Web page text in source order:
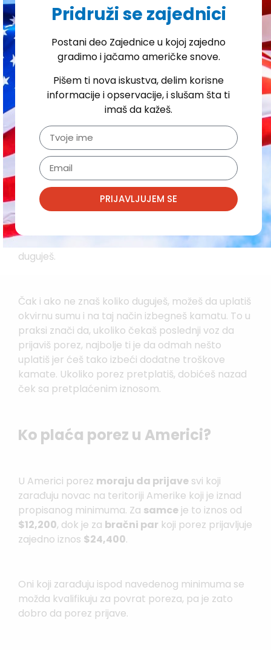
poreza
Prijava i plaćanje poreza na zaradu u Americi je
važna temaza sve koji novac zarađujuna ovoj
teritoriji.
Rok da se porezi prijave, i plate ukoliko je to
potrebno,je 15. april. Ukoliko smatraš da imaš
pravo na povrat poreza, i dalje treba da prijaviš
porez da bi to pravo mogao da ostvariš.
i računa ti se kamata na iznos koji
duguješ.
Čak i ako ne znaš koliko duguješ, možeš da uplatiš
okvirnu sumu i na taj način izbegneš kamatu. To u
praksi znači da, ukoliko čekaš poslednji voz da
prijaviš porez, najbolje ti je da odmah nešto
uplatiš jer ćeš tako izbeći dodatne troškove
kamate. Ukoliko porez pretplatiš, dobićeš nazad
ček sa pretplaćenim iznosom.
Ko plaća porez u Americi?
U Americi porez moraju da prijave svi koji
zarađuju novac na teritoriji Amerike koji je iznad
propisanog minimuma. Za samce je to iznos od
$12,200, dok je za bračni par koji porez prijavljuje
zajedno iznos $24,400.
Oni koji zarađuju ispod navedenog minimuma se
možda kvalifikuju za povrat poreza, pa je zato
dobro da porez prijave.
Pridruži se zajednici
Postani deo Zajednice u kojoj zajedno
gradimo i jačamo američke snove.
Pišem ti nova iskustva, delim korisne
informacije i opservacije, i slušam šta ti
imaš da kažeš.
PRIJAVLJUJEM SE